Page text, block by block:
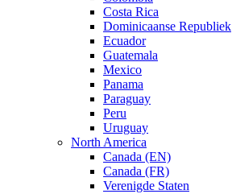
Costa Rica
Dominicaanse Republiek
Ecuador
Guatemala
Mexico
Panama
Paraguay
Peru
Uruguay
North America
Canada (EN)
Canada (FR)
Verenigde Staten